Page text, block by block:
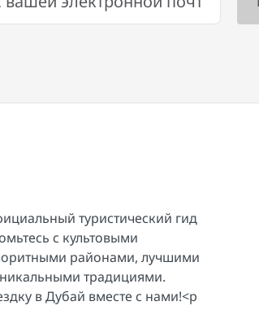
туристический гид
с культовыми
районами, лучшими
традициями.
в Дубай вместе с нами!<p